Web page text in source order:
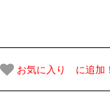
お気に入り に追加！